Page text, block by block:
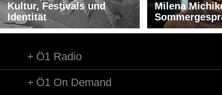
Kultur, Festivals und
Identität
Milena
Ö1 Radio
Ö1 On Demand